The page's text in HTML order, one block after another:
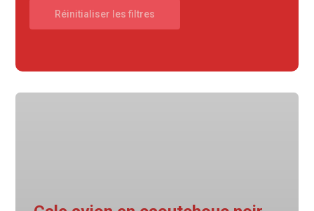
Réinitialiser les filtres